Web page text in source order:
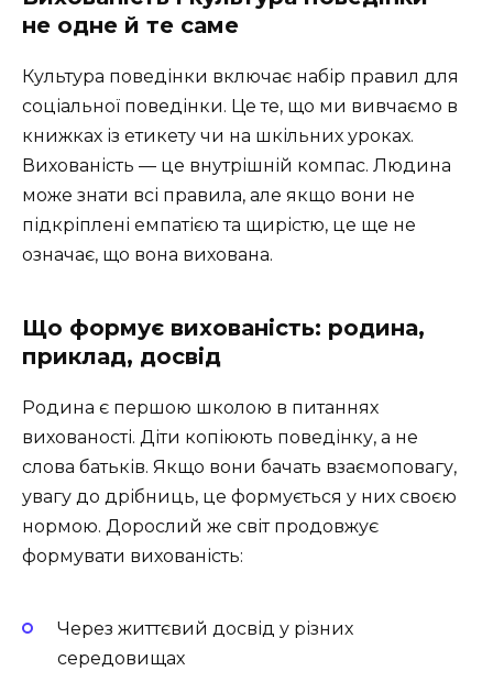
не одне й те саме
Культура поведінки включає набір правил для
соціальної поведінки. Це те, що ми вивчаємо в
книжках із етикету чи на шкільних уроках.
Вихованість — це внутрішній компас. Людина
може знати всі правила, але якщо вони не
підкріплені емпатією та щирістю, це ще не
означає, що вона вихована.
Що формує вихованість: родина,
приклад, досвід
Родина є першою школою в питаннях
вихованості. Діти копіюють поведінку, а не
слова батьків. Якщо вони бачать взаємоповагу,
увагу до дрібниць, це формується у них своєю
нормою. Дорослий же світ продовжує
формувати вихованість:
Через життєвий досвід у різних
середовищах